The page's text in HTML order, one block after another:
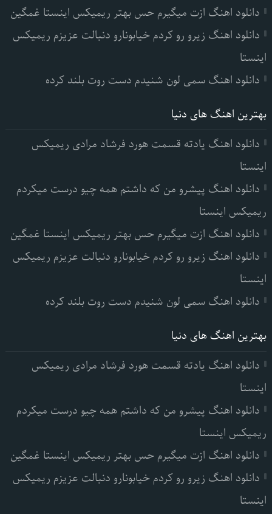
دانلود اهنگ ازت میگیرم حس بهتر ریمیکس اینستا غمگین
دانلود اهنگ زیرو رو کردم خیابونارو دنبالت عزیزم ریمیکس
اینستا
دانلود اهنگ سمی لون شنیدم دست روت بلند کرده
بهترین اهنگ های دنیا
دانلود اهنگ یادته قسمت هورد فرشاد مرادی ریمیکس
اینستا
دانلود اهنگ پیشرو من که داشتم همه چیو درست میکردم
ریمیکس اینستا
دانلود اهنگ ازت میگیرم حس بهتر ریمیکس اینستا غمگین
دانلود اهنگ زیرو رو کردم خیابونارو دنبالت عزیزم ریمیکس
اینستا
دانلود اهنگ سمی لون شنیدم دست روت بلند کرده
بهترین اهنگ های دنیا
دانلود اهنگ یادته قسمت هورد فرشاد مرادی ریمیکس
اینستا
دانلود اهنگ پیشرو من که داشتم همه چیو درست میکردم
ریمیکس اینستا
دانلود اهنگ ازت میگیرم حس بهتر ریمیکس اینستا غمگین
دانلود اهنگ زیرو رو کردم خیابونارو دنبالت عزیزم ریمیکس
اینستا